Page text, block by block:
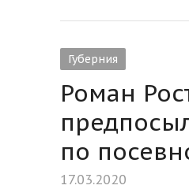
Губерния
Роман
по
17.03.2020